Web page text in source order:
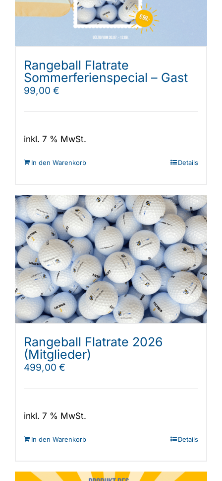
Rangeball Flatrate
Sommerferienspecial – Gast
99,00 €
inkl. 7 % MwSt.
In den Warenkorb Details
Rangeball Flatrate 2026
(Mitglieder)
499,00 €
inkl. 7 % MwSt.
In den Warenkorb Details